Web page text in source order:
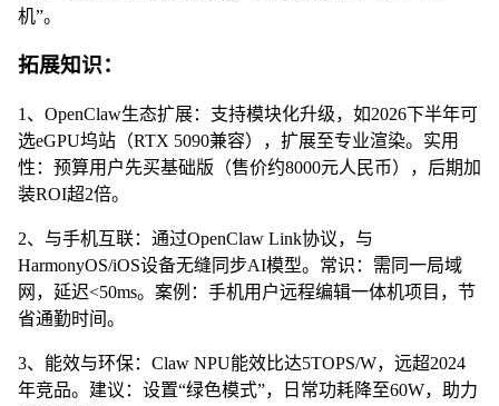
机”。
拓展知识：
1、OpenClaw生态扩展：支持模块化升级，如2026下半年可
选eGPU坞站（RTX 5090兼容），扩展至专业渲染。实用
性：预算用户先买基础版（售价约8000元人民币），后期加
装ROI超2倍。
2、与手机互联：通过OpenClaw Link协议，与
HarmonyOS/iOS设备无缝同步AI模型。常识：需同一局域
网，延迟<50ms。案例：手机用户远程编辑一体机项目，节
省通勤时间。
3、能效与环保：Claw NPU能效比达5TOPS/W，远超2024
年竞品。建议：设置“绿色模式”，日常功耗降至60W，助力